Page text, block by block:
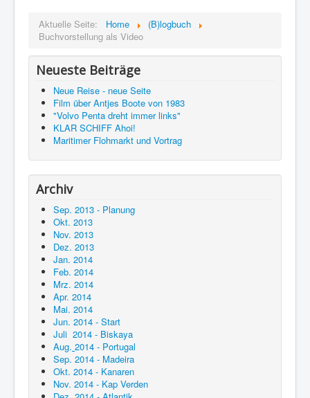
Aktuelle Seite: Home
(B)logbuch
Buchvorstellung als Video
Neueste Beiträge
Neue Reise - neue Seite
Film über Antjes Boote von 1983
"Volvo Penta dreht immer links"
KLAR SCHIFF Ahoi!
Maritimer Flohmarkt und Vortrag
Archiv
Sep. 2013 - Planung
Okt. 2013
Nov. 2013
Dez. 2013
Jan. 2014
Feb. 2014
Mrz. 2014
Apr. 2014
Mai. 2014
Jun. 2014 - Start
Juli 2014 - Biskaya
Aug. 2014 - Portugal
Sep. 2014 - Madeira
Okt. 2014 - Kanaren
Nov. 2014 - Kap Verden